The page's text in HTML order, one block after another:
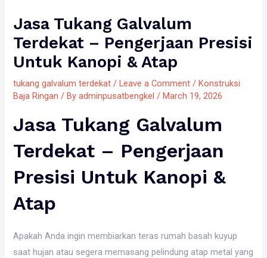
Jasa Tukang Galvalum
Terdekat – Pengerjaan Presisi
Untuk Kanopi & Atap
tukang galvalum terdekat /Leave a Comment /Konstruksi
Baja Ringan / Byadminpusatbengkel/March 19, 2026
Jasa Tukang Galvalum
Terdekat – Pengerjaan
Presisi Untuk Kanopi &
Atap
Apakah Anda ingin membiarkan teras rumah basah kuyup
saat hujan atau segera memasang pelindung atap metal yang